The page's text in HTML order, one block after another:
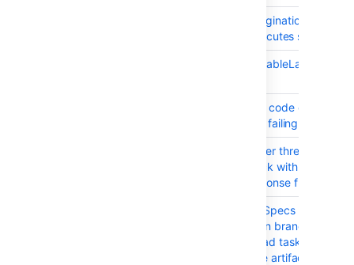
Environment pagination during
initialisation executes spurious
Bamboo source code checkout
shallow clone is failing
Scheduler worker thread pool
completely block with a thread
CONNECT response from
Bamboo YAML Specs fails to
process the plan branch as
artifact download task and SCP
make use of the artifact of the